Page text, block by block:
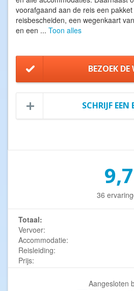
voorafgaand aan de reis een
reisbescheiden, een wegenkaart
en een ... Toon alles
BEZOEK DE
SCHRIJF EEN
9,7
36
Totaal:
Vervoer:
Accommodatie:
Reisleiding:
Prijs:
Aangesloten